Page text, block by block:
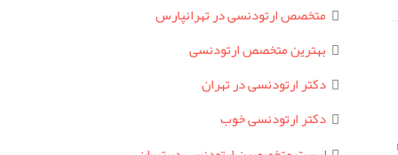
متخصص ارتودنسی در تهرانپارس
بهترین متخصص ارتودنسی
دکتر ارتودنسی در تهران
دکتر ارتودنسی خوب